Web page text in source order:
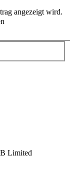
angezeigt wird.
Limited